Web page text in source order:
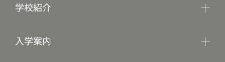
学校紹介
入学案内